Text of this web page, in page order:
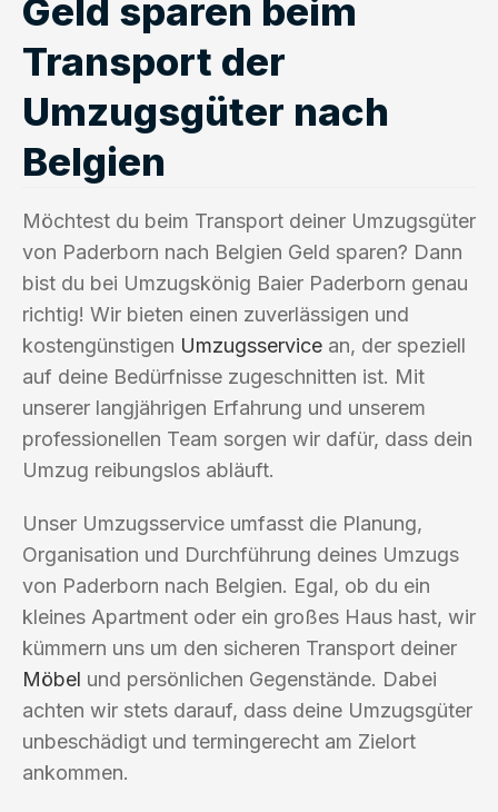
Geld sparen beim
Transport der
Umzugsgüter nach
Belgien
Möchtest du beim Transport deiner Umzugsgüter
von Paderborn nach Belgien Geld sparen? Dann
bist du bei Umzugskönig Baier Paderborn genau
richtig! Wir bieten einen zuverlässigen und
kostengünstigen Umzugsservice an, der speziell
auf deine Bedürfnisse zugeschnitten ist. Mit
unserer langjährigen Erfahrung und unserem
professionellen Team sorgen wir dafür, dass dein
Umzug reibungslos abläuft.
Unser Umzugsservice umfasst die Planung,
Organisation und Durchführung deines Umzugs
von Paderborn nach Belgien. Egal, ob du ein
kleines Apartment oder ein großes Haus hast, wir
kümmern uns um den sicheren Transport deiner
Möbel und persönlichen Gegenstände. Dabei
achten wir stets darauf, dass deine Umzugsgüter
unbeschädigt und termingerecht am Zielort
ankommen.